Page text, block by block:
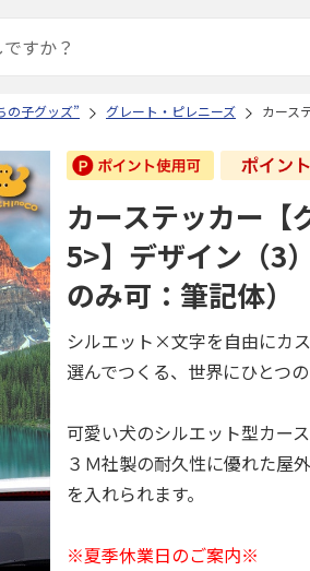
の子グッズ” グレート・ピレニーズ カース
カーステッカー【
5>】デザイン（3
のみ可：筆記体）
シルエット×文字を自由にカ
選んでつくる、世界にひとつ
可愛い犬のシルエット型カース
３Ｍ社製の耐久性に優れた屋
を入れられます。
※夏季休業日のご案内※